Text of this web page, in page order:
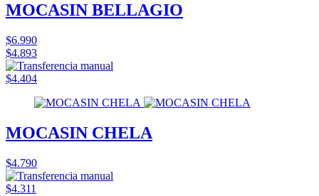
MOCASIN BELLAGIO
$6.990
$4.893
$4.404
MOCASIN CHELA
$4.790
$4.311